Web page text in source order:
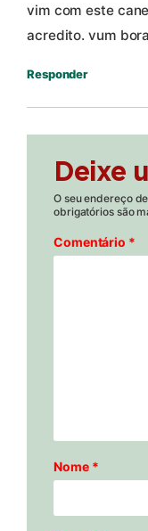
vim com este
acredito. vum
Responder
Deixe
O seu endereço
obrigatórios são
Comentário *
Nome *